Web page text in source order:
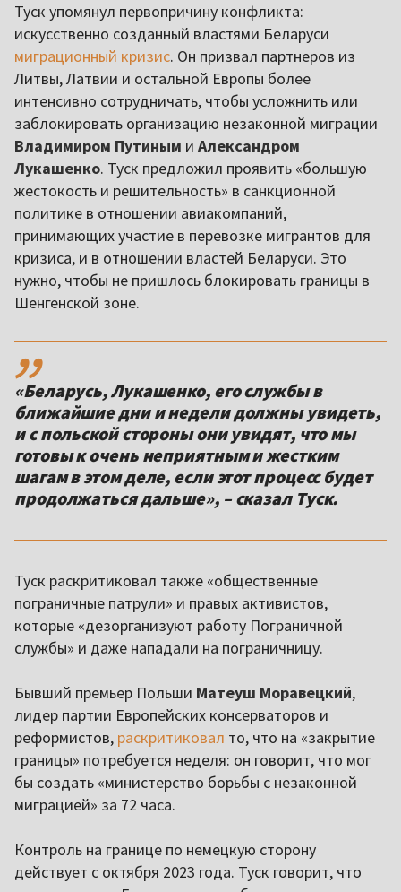
Туск упомянул первопричину конфликта:
искусственно созданный властями Беларуси
миграционный кризис. Он призвал партнеров из
Литвы, Латвии и остальной Европы более
интенсивно сотрудничать, чтобы усложнить или
заблокировать организацию незаконной миграции
Владимиром Путиным и Александром
Лукашенко. Туск предложил проявить «большую
жестокость и решительность» в санкционной
политике в отношении авиакомпаний,
принимающих участие в перевозке мигрантов для
кризиса, и в отношении властей Беларуси. Это
нужно, чтобы не пришлось блокировать границы в
Шенгенской зоне.
,,
«Беларусь, Лукашенко, его службы в
ближайшие дни и недели должны увидеть,
и с польской стороны они увидят, что мы
готовы к очень неприятным и жестким
шагам в этом деле, если этот процесс будет
продолжаться дальше», – сказал Туск.
Туск раскритиковал также «общественные
пограничные патрули» и правых активистов,
которые «дезорганизуют работу Пограничной
службы» и даже нападали на пограничницу.
Бывший премьер Польши Матеуш Моравецкий,
лидер партии Европейских консерваторов и
реформистов, раскритиковал то, что на «закрытие
границы» потребуется неделя: он говорит, что мог
бы создать «министерство борьбы с незаконной
миграцией» за 72 часа.
Контроль на границе по немецкую сторону
действует с октября 2023 года. Туск говорит, что